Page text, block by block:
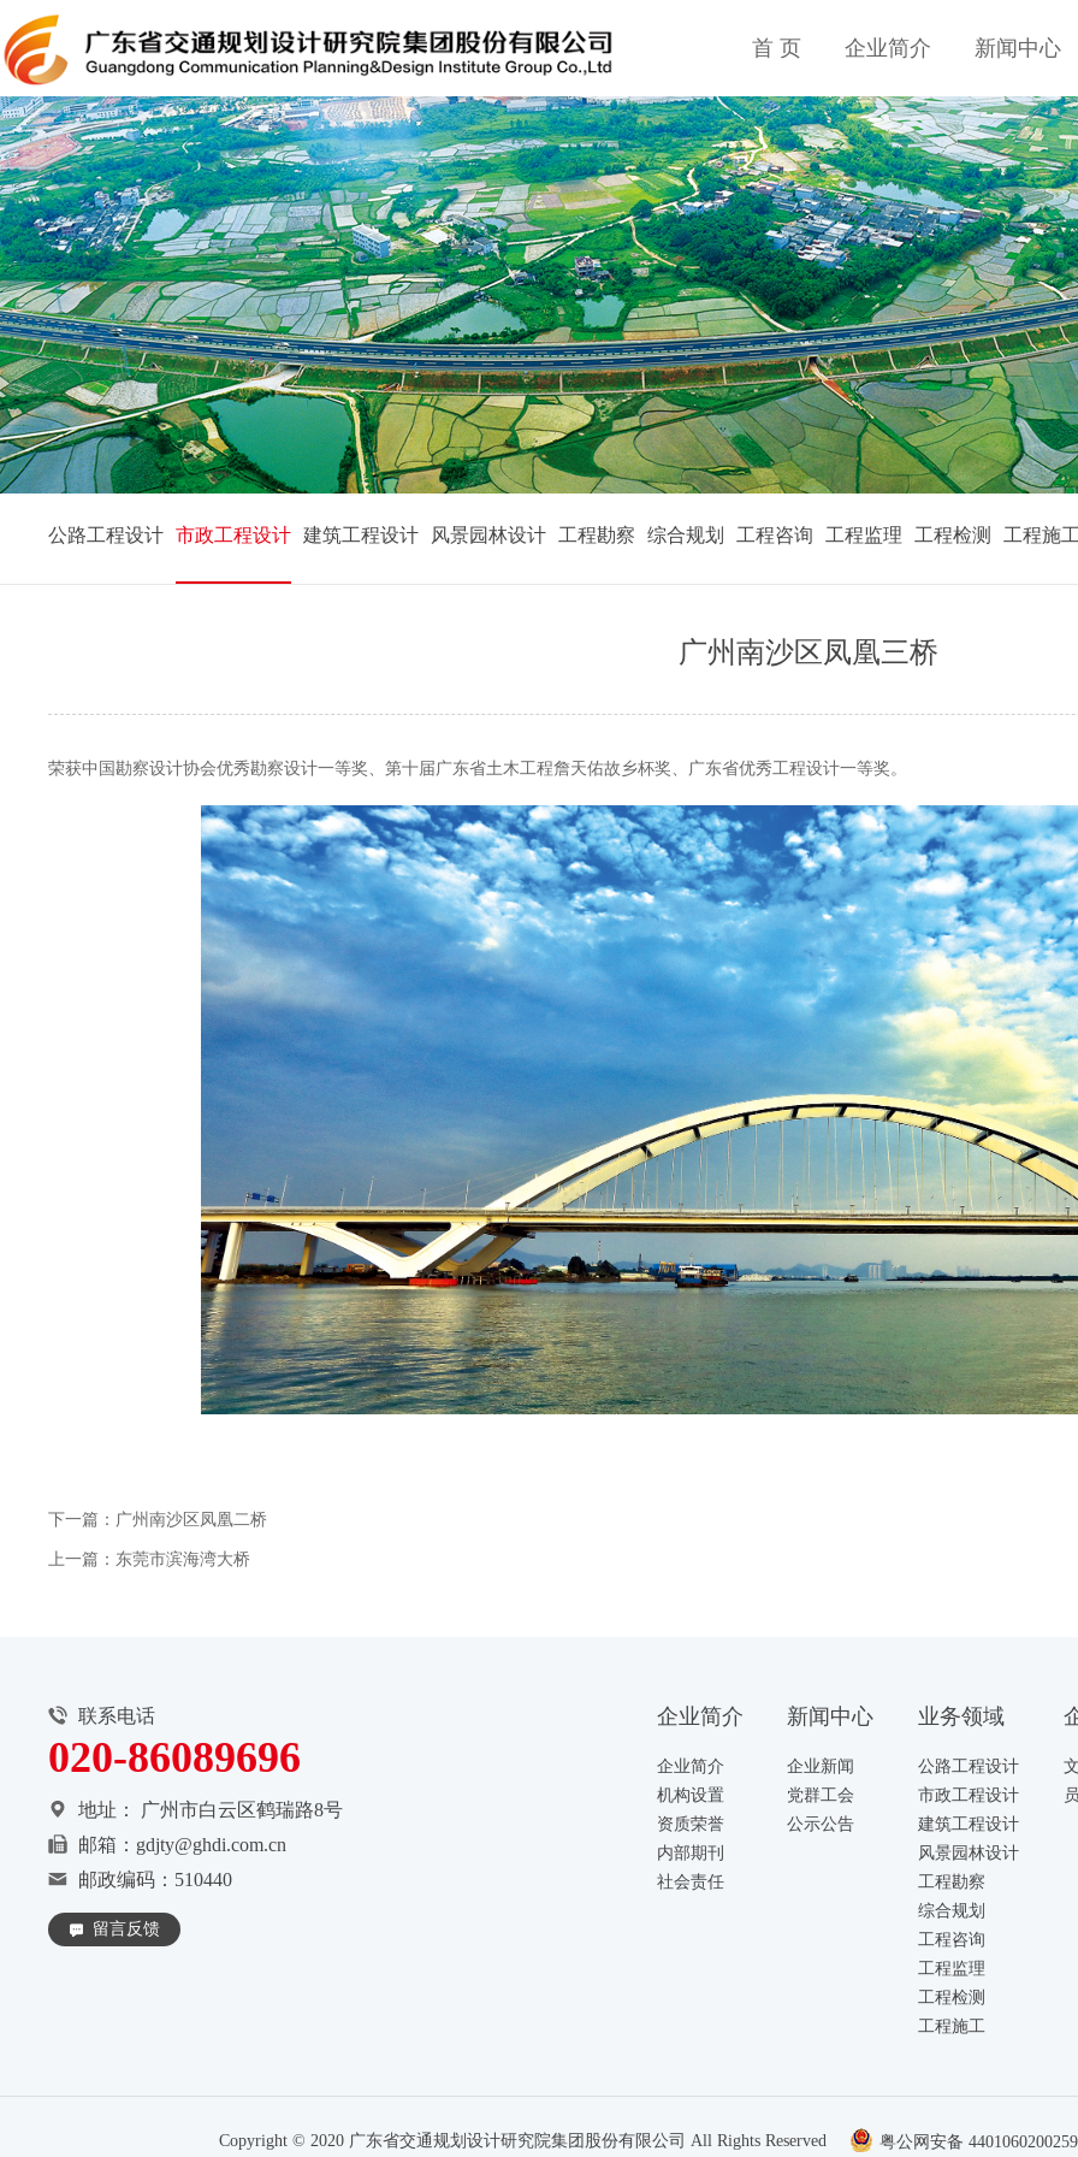
首 页 企业简介 新闻中心
公路工程设计 市政工程设计 建筑工程设计 风景园林设计 工程勘察 综合规划 工程咨询 工程监理 工程检测 工程施
广州南沙区凤凰三桥
荣获中国勘察设计协会优秀勘察设计一等奖、第十届广东省土木工程詹天佑故乡杯奖、广东省优秀工程设计一等奖。
下一篇：广州南沙区凤凰二桥
上一篇：东莞市滨海湾大桥
联系电话
020-86089696
地址： 广州市白云区鹤瑞路8号
邮箱：gdjty@ghdi.com.cn
邮政编码：510440
留言反馈
企业简介
企业简介
机构设置
资质荣誉
内部期刊
社会责任
新闻中心
企业新闻
党群工会
公示公告
业务领域
公路工程设计
市政工程设计
建筑工程设计
风景园林设计
工程勘察
综合规划
工程咨询
工程监理
工程检测
工程施工
Copyright © 2020 广东省交通规划设计研究院集团股份有限公司 All Rights Reserved 粤公网安备